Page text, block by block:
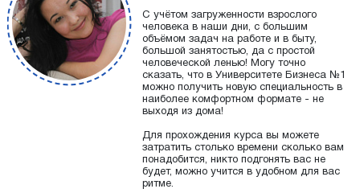
С учётом загруженности взрослого
человека в наши дни, с большим
объёмом задач на работе и в быту,
большой занятостью, да с простой
человеческой ленью! Могу точно
сказать, что в Университете Бизнеса №1
можно получить новую специальность в
наиболее комфортном формате - не
выходя из дома!
Для прохождения курса вы можете
затратить столько времени сколько вам
понадобится, никто подгонять вас не
будет, можно учится в удобном для вас
ритме.